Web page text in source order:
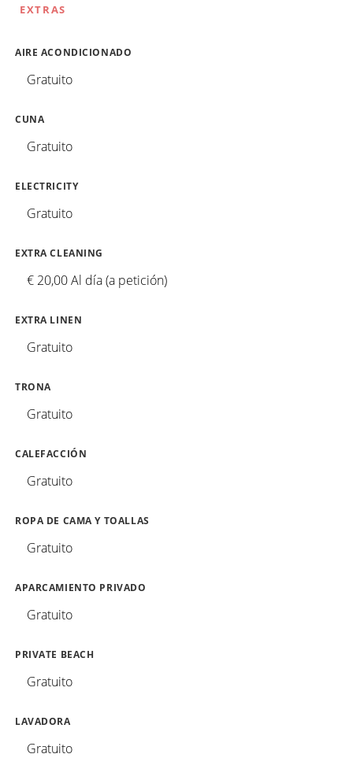
EXTRAS
AIRE ACONDICIONADO
Gratuito
CUNA
Gratuito
ELECTRICITY
Gratuito
EXTRA CLEANING
€ 20,00 Al día (a petición)
EXTRA LINEN
Gratuito
TRONA
Gratuito
CALEFACCIÓN
Gratuito
ROPA DE CAMA Y TOALLAS
Gratuito
APARCAMIENTO PRIVADO
Gratuito
PRIVATE BEACH
Gratuito
LAVADORA
Gratuito